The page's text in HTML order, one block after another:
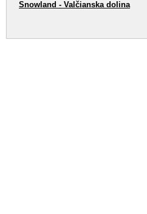
Snowland - Valčianska dolina